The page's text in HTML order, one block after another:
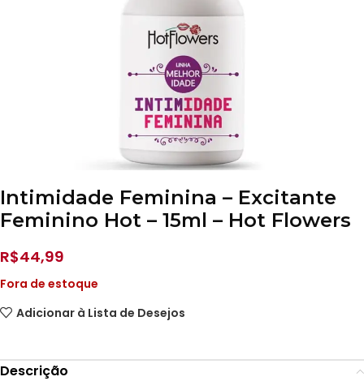
Intimidade Feminina – Excitante
Feminino Hot – 15ml – Hot Flowers
R$44,99
Fora de estoque
Adicionar à Lista de Desejos
Descrição